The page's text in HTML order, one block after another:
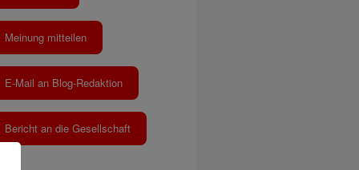
Meinung mitteilen
E-Mail an Blog-Redaktion
Bericht an die Gesellschaft